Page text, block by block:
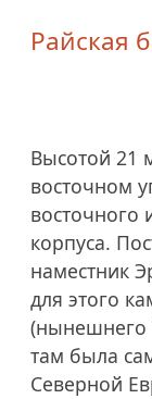
Райская
Высотой 21
восточном
восточного
корпуса.
наместник
для этого
(нынешнего
там была
Северной